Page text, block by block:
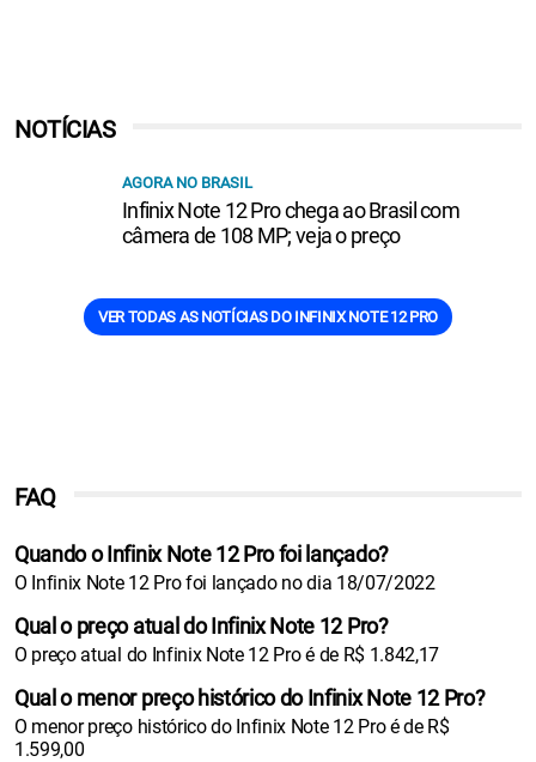
NOTÍCIAS
AGORA NO BRASIL
Infinix Note 12 Pro chega ao Brasil com
câmera de 108 MP; veja o preço
VER TODAS AS NOTÍCIAS DO INFINIX NOTE 12 PRO
FAQ
Quando o Infinix Note 12 Pro foi lançado?
O Infinix Note 12 Pro foi lançado no dia 18/07/2022
Qual o preço atual do Infinix Note 12 Pro?
O preço atual do Infinix Note 12 Pro é de R$ 1.842,17
Qual o menor preço histórico do Infinix Note 12 Pro?
O menor preço histórico do Infinix Note 12 Pro é de R$
1.599,00